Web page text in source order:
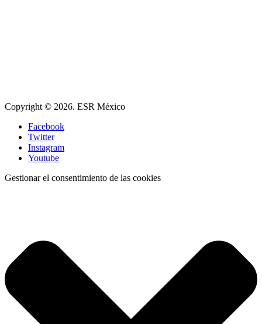
Copyright © 2026. ESR México
Facebook
Twitter
Instagram
Youtube
Gestionar el consentimiento de las cookies